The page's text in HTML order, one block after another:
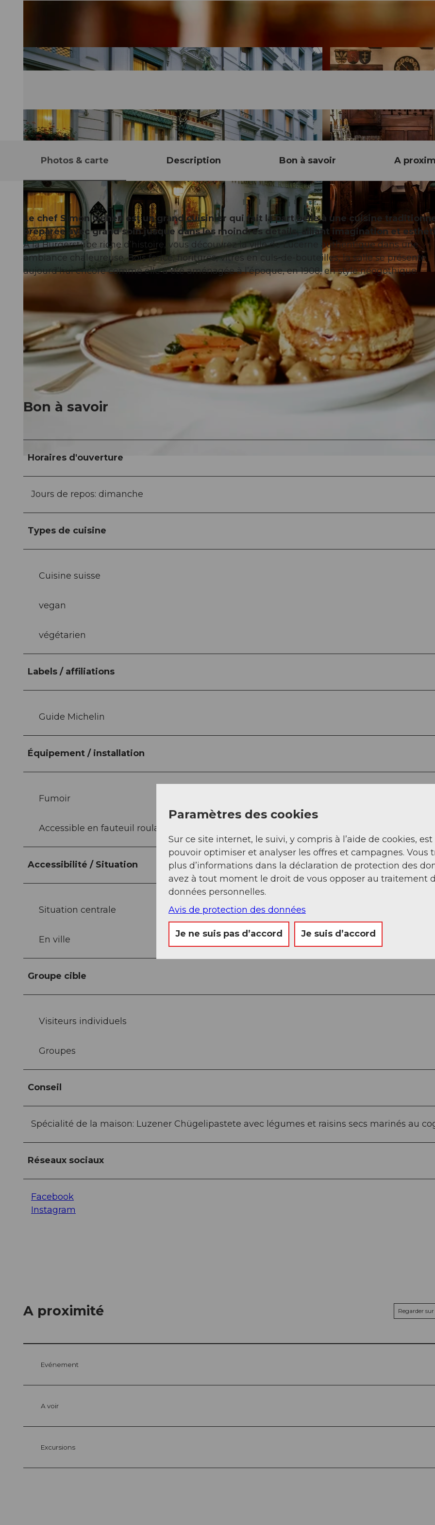
© Hotel Wilden Mann Luzern, Luzern Tourismus | CC-BY-NC-ND
© Hotel Wilden Mann Luzern © Hotel Wilden Mann Luzern, Andrea Badrutt |
Photos & carte Description Bon à savoir A
Le chef Simon Oehen est un grand cuisinier qui fait la part belle à une cuisine
préparée avec grand soin jusque dans les moindres détails, alliant imagination et
À la Burgerstube riche d’histoire, vous découvrez la ville de Lucerne authentique dans une
ambiance chaleureuse. Bois foncé, fioritures, vitres en culs-de-bouteilles, la salle se présente
aujourd’hui encore comme elle a été aménagée à l’époque, en 1908, en style néogothique.
Bon à savoir
Horaires d'ouverture
Jours de repos: dimanche
Types de cuisine
Cuisine suisse
vegan
végétarien
Labels / affiliations
Guide Michelin
Équipement / installation
Fumoir
Accessible en fauteuil roulant
Accessibilité / Situation
Situation centrale
En ville
Groupe cible
Visiteurs individuels
Groupes
Conseil
Spécialité de la maison: Luzener Chügelipastete avec légumes et raisins secs marinés au
Réseaux sociaux
Facebook
Instagram
A proximité Regarder
Evénement
A voir
Excursions
Paramètres des cookies
Sur ce site internet, le suivi, y compris à l’aide de cookies,
pouvoir optimiser et analyser les offres et campagnes. Vous
plus d’informations dans la déclaration de protection des
avez à tout moment le droit de vous opposer au traitement
données personnelles.
Avis de protection des données
Je ne suis pas d’accord Je suis d’accord